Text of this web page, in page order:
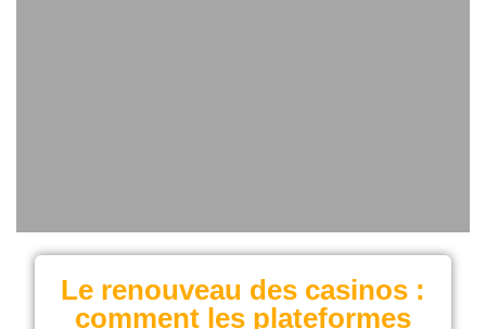
Le renouveau des casinos :
comment les plateformes